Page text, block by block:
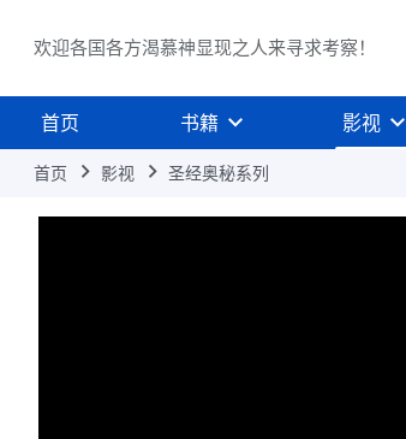
欢迎各国各方渴慕神显现之人来寻求考察！
首页 书籍 影视
首页 影视 圣经奥秘系列